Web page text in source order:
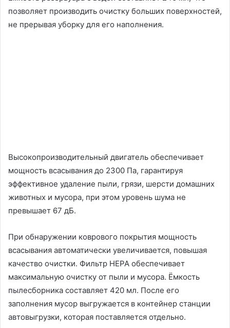
позволяет производить очистку больших поверхностей,
не прерывая уборку для его наполнения.
Высокопроизводительный двигатель обеспечивает
мощность всасывания до 2300 Па, гарантируя
эффективное удаление пыли, грязи, шерсти домашних
животных и мусора, при этом уровень шума не
превышает 67 дБ.
При обнаружении коврового покрытия мощность
всасывания автоматически увеличивается, повышая
качество очистки. Фильтр HEPA обеспечивает
максимальную очистку от пыли и мусора. Ёмкость
пылесборника составляет 420 мл. После его
заполнения мусор выгружается в контейнер станции
автовыгрузки, которая поставляется отдельно.